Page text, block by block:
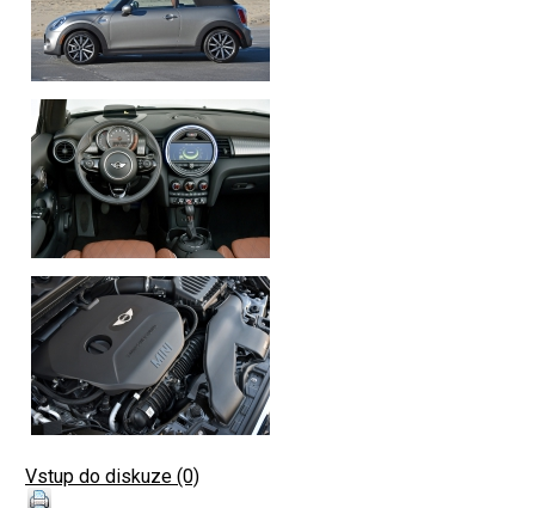
Vstup do diskuze (0)